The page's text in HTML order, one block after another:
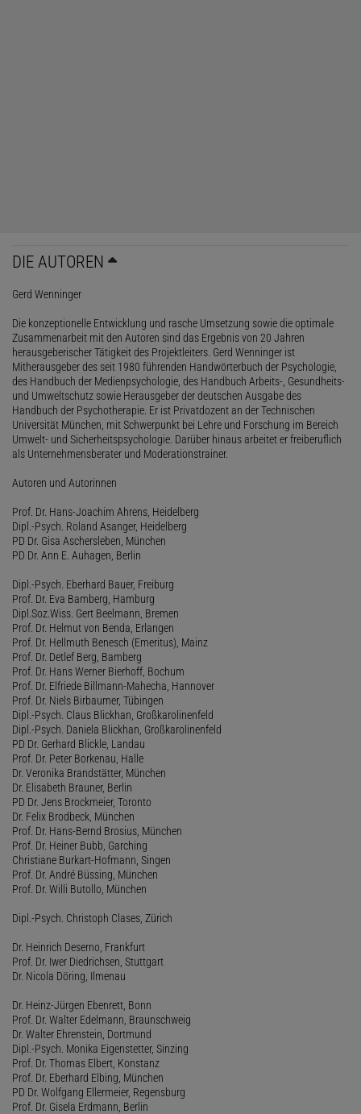
DIE AUTOREN
Gerd Wenninger
Die konzeptionelle Entwicklung und rasche Umsetzung sowie die optimale
Zusammenarbeit mit den Autoren sind das Ergebnis von 20 Jahren
herausgeberischer Tätigkeit des Projektleiters. Gerd Wenninger ist
Mitherausgeber des seit 1980 führenden Handwörterbuch der Psychologie,
des Handbuch der Medienpsychologie, des Handbuch Arbeits-, Gesundheits-
und Umweltschutz sowie Herausgeber der deutschen Ausgabe des
Handbuch der Psychotherapie. Er ist Privatdozent an der Technischen
Universität München, mit Schwerpunkt bei Lehre und Forschung im Bereich
Umwelt- und Sicherheitspsychologie. Darüber hinaus arbeitet er freiberuflich
als Unternehmensberater und Moderationstrainer.
Autoren und Autorinnen
Prof. Dr. Hans-Joachim Ahrens, Heidelberg
Dipl.-Psych. Roland Asanger, Heidelberg
PD Dr. Gisa Aschersleben, München
PD Dr. Ann E. Auhagen, Berlin
Dipl.-Psych. Eberhard Bauer, Freiburg
Prof. Dr. Eva Bamberg, Hamburg
Dipl.Soz.Wiss. Gert Beelmann, Bremen
Prof. Dr. Helmut von Benda, Erlangen
Prof. Dr. Hellmuth Benesch (Emeritus), Mainz
Prof. Dr. Detlef Berg, Bamberg
Prof. Dr. Hans Werner Bierhoff, Bochum
Prof. Dr. Elfriede Billmann-Mahecha, Hannover
Prof. Dr. Niels Birbaumer, Tübingen
Dipl.-Psych. Claus Blickhan, Großkarolinenfeld
Dipl.-Psych. Daniela Blickhan, Großkarolinenfeld
PD Dr. Gerhard Blickle, Landau
Prof. Dr. Peter Borkenau, Halle
Dr. Veronika Brandstätter, München
Dr. Elisabeth Brauner, Berlin
PD Dr. Jens Brockmeier, Toronto
Dr. Felix Brodbeck, München
Prof. Dr. Hans-Bernd Brosius, München
Prof. Dr. Heiner Bubb, Garching
Christiane Burkart-Hofmann, Singen
Prof. Dr. André Büssing, München
Prof. Dr. Willi Butollo, München
Dipl.-Psych. Christoph Clases, Zürich
Dr. Heinrich Deserno, Frankfurt
Prof. Dr. Iwer Diedrichsen, Stuttgart
Dr. Nicola Döring, Ilmenau
Dr. Heinz-Jürgen Ebenrett, Bonn
Prof. Dr. Walter Edelmann, Braunschweig
Dr. Walter Ehrenstein, Dortmund
Dipl.-Psych. Monika Eigenstetter, Sinzing
Prof. Dr. Thomas Elbert, Konstanz
Prof. Dr. Eberhard Elbing, München
PD Dr. Wolfgang Ellermeier, Regensburg
Prof. Dr. Gisela Erdmann, Berlin